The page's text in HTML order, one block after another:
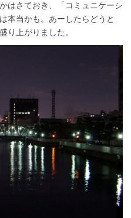
はさておき、「コミュニケーシ
本当かも。あーしたらどうと
り上がりました。